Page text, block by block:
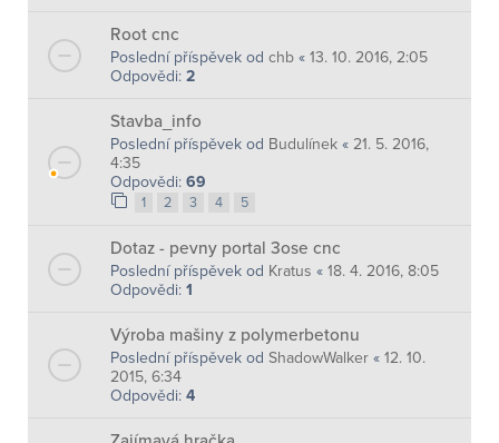
Root cnc
Poslední příspěvek od chb « 13. 10. 2016, 2:05
Odpovědi: 2
Stavba_info
Poslední příspěvek od Budulínek « 21. 5. 2016,
4:35
Odpovědi: 69
1 2 3 4 5
Dotaz - pevny portal 3ose cnc
Poslední příspěvek od Kratus « 18. 4. 2016, 8:05
Odpovědi: 1
Výroba mašiny z polymerbetonu
Poslední příspěvek od ShadowWalker « 12. 10.
2015, 6:34
Odpovědi: 4